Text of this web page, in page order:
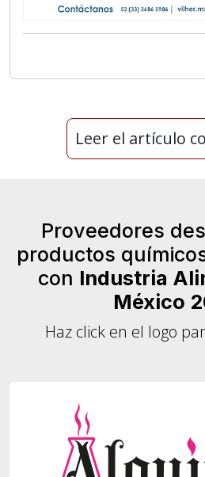
Leer el artículo
Proveedores
productos
con Industria
México
Haz click en el logo